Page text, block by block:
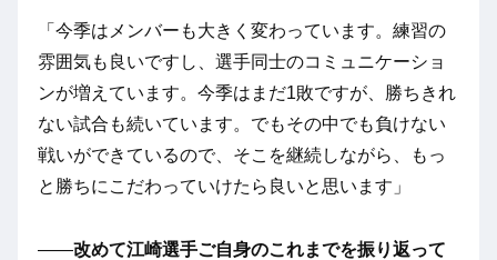
「今季はメンバーも大きく変わっています。練習の
雰囲気も良いですし、選手同士のコミュニケーショ
ンが増えています。今季はまだ1敗ですが、勝ちきれ
ない試合も続いています。でもその中でも負けない
戦いができているので、そこを継続しながら、もっ
と勝ちにこだわっていけたら良いと思います」
――改めて江崎選手ご自身のこれまでを振り返って